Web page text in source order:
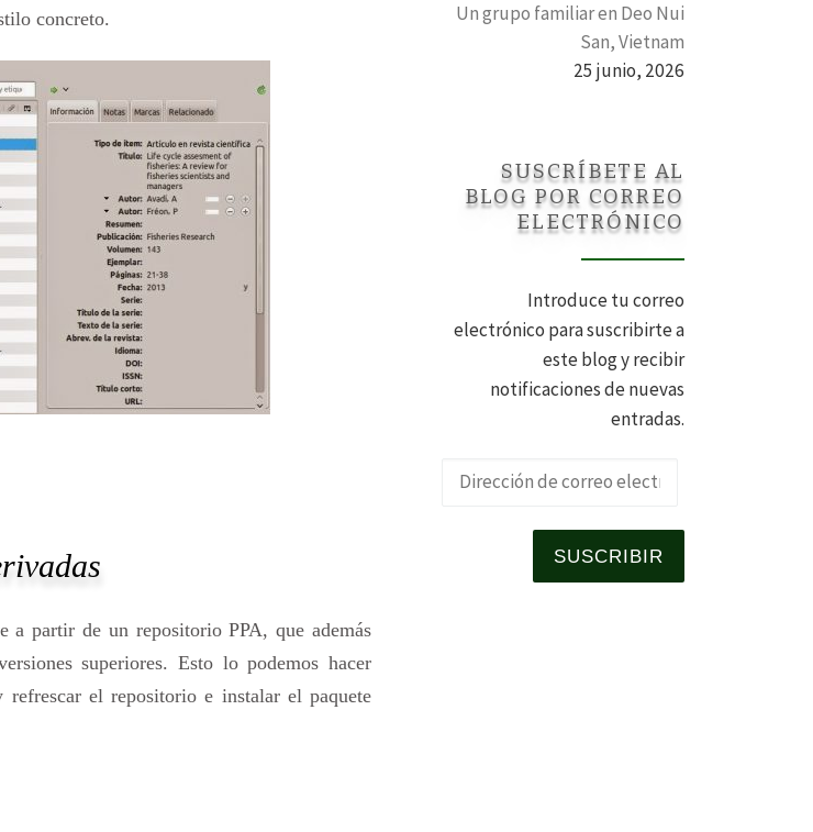
concreto.
a partir de un repositorio PPA, que además
superiores. Esto lo podemos hacer
el repositorio e instalar el paquete
Un grupo familiar en Deo Nui
San, Vietnam
25 junio, 2026
SUSCRÍBETE AL
BLOG POR CORREO
ELECTRÓNICO
Introduce tu correo
electrónico para suscribirte a
este blog y recibir
notificaciones de nuevas
entradas.
SUSCRIBIR